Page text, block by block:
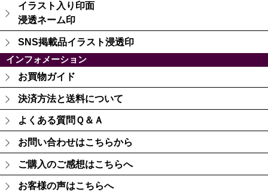
イラスト入り印面
浸透ネーム印
SNS掲載品イラスト浸透印
インフォメーション
お買物ガイド
決済方法と送料について
よくある質問Ｑ＆Ａ
お問い合わせはこちらから
ご購入のご感想はこちらへ
お客様の声はこちらへ